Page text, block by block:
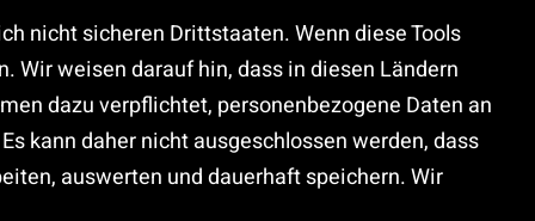
nicht sicheren Drittstaaten. Wenn diese Tools
Wir weisen darauf hin, dass in diesen Ländern
dazu verpflichtet, personenbezogene Daten an
kann daher nicht ausgeschlossen werden, dass
auswerten und dauerhaft speichern. Wir